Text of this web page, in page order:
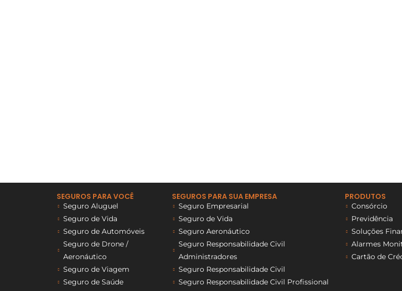
SEGUROS PARA VOCÊ
Seguro Aluguel
Seguro de Vida
Seguro de Automóveis
Seguro de Drone /
Aeronáutico
Seguro de Viagem
Seguro de Saúde
SEGUROS PARA SUA EMPRESA
Seguro Empresarial
Seguro de Vida
Seguro Aeronáutico
Seguro Responsabilidade Civil
Administradores
Seguro Responsabilidade Civil
Seguro Responsabilidade Civil Profissional
PRODUTOS
Consórcio
Previdência
Soluções
Alarmes
Cartão de